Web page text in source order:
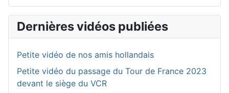
Dernières vidéos publiées
Petite vidéo de nos amis hollandais
Petite vidéo du passage du Tour de France 2023
devant le siège du VCR